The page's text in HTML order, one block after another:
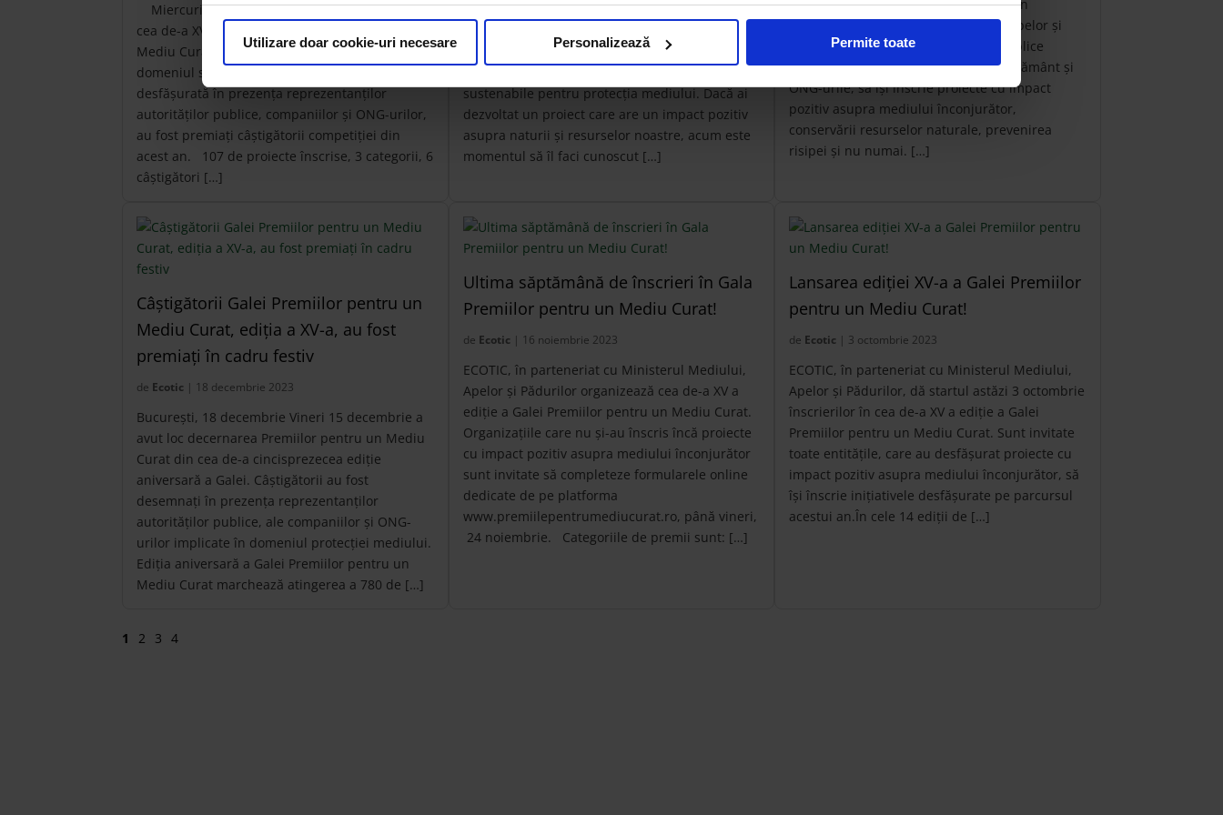
Utilizare doar cookie-uri necesare Personalizează Permite toate
Miercuri, 11 decembrie, ECOTIC a organizat
cea de-a XVI-a ediție a Galei Premiilor pentru un
Mediu Curat, un eveniment de referință în
domeniul sustenabilității. În cadrul ceremoniei,
desfășurată în prezența reprezentanților
autorităților publice, companiilor și ONG-urilor,
au fost premiați câștigătorii competiției din
acest an. 107 de proiecte înscrise, 3 categorii, 6
câștigători […]
ECOTIC și Ministerul Mediului, Apelor și
Galei Premiilor pentru un Mediu Curat, o
sustenabile pentru protecția mediului. Dacă ai
dezvoltat un proiect care are un impact pozitiv
asupra naturii și resurselor noastre, acum este
momentul să îl faci cunoscut […]
Mediu Curat. Organizatorul, ECOTIC, în
parteneriat cu Ministerul Mediului, Apelor și
Pădurilor, încurajează autoritățile publice
locale, companiile, instituțiile de învățământ și
ONG-urile, să își înscrie proiecte cu impact
pozitiv asupra mediului înconjurător,
conservării resurselor naturale, prevenirea
risipei și nu numai. […]
Câștigătorii Galei Premiilor pentru un
Mediu Curat, ediția a XV-a, au fost
premiați în cadru festiv
de Ecotic | 18 decembrie 2023
București, 18 decembrie Vineri 15 decembrie a
avut loc decernarea Premiilor pentru un Mediu
Curat din cea de-a cincisprezecea ediție
aniversară a Galei. Câștigătorii au fost
desemnați în prezența reprezentanților
autorităților publice, ale companiilor și ONG-
urilor implicate în domeniul protecției mediului.
Ediția aniversară a Galei Premiilor pentru un
Mediu Curat marchează atingerea a 780 de […]
Ultima săptămână de înscrieri în Gala
Premiilor pentru un Mediu Curat!
de Ecotic | 16 noiembrie 2023
ECOTIC, în parteneriat cu Ministerul Mediului,
Apelor și Pădurilor organizează cea de-a XV a
ediție a Galei Premiilor pentru un Mediu Curat.
Organizațiile care nu și-au înscris încă proiecte
cu impact pozitiv asupra mediului înconjurător
sunt invitate să completeze formularele online
dedicate de pe platforma
www.premiilepentrumediucurat.ro, până vineri,
24 noiembrie. Categoriile de premii sunt: […]
Lansarea ediției XV-a a Galei Premiilor
pentru un Mediu Curat!
de Ecotic | 3 octombrie 2023
ECOTIC, în parteneriat cu Ministerul Mediului,
Apelor și Pădurilor, dă startul astăzi 3 octombrie
înscrierilor în cea de-a XV a ediție a Galei
Premiilor pentru un Mediu Curat. Sunt invitate
toate entitățile, care au desfășurat proiecte cu
impact pozitiv asupra mediului înconjurător, să
își înscrie inițiativele desfășurate pe parcursul
acestui an.În cele 14 ediții de […]
1 2 3 4